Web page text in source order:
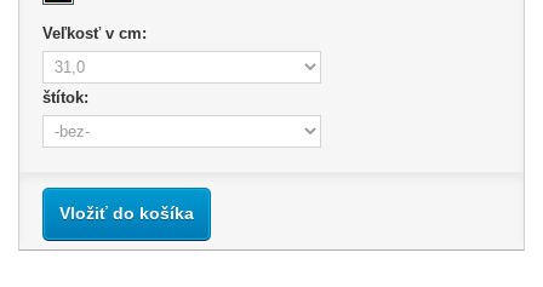
Veľkosť v cm:
štítok:
Vložiť do košíka